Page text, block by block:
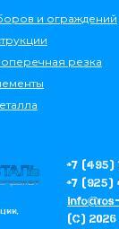
и ограждений
резка
+7 (495)
+7 (925)
(С)